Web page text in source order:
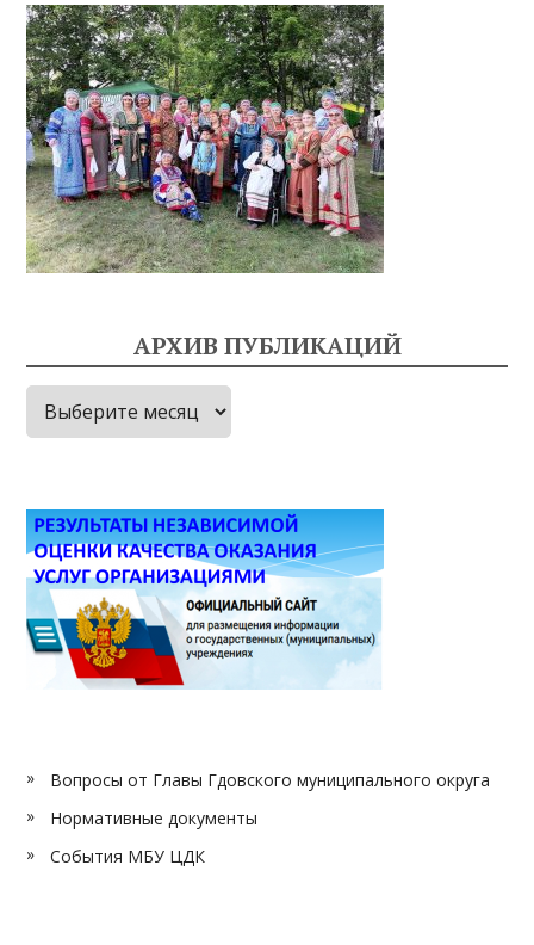
АРХИВ ПУБЛИКАЦИЙ
Архив
публикаций
Вопросы от Главы Гдовского муниципального округа
Нормативные документы
События МБУ ЦДК